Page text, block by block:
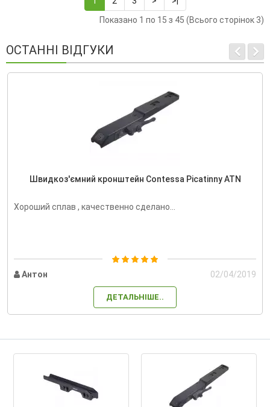
Показано 1 по 15 з 45 (Всього сторінок 3)
ОСТАННІ ВІДГУКИ
Швидкоз'ємний кронштейн Contessa Picatinny ATN
Хороший сплав , качественно сделано...
Антон 02/04/2019
ДЕТАЛЬНІШЕ..